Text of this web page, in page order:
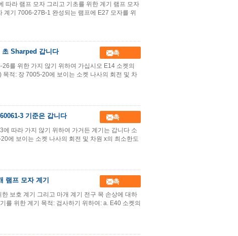
따라 램프 모자 그리고 기초를 위한 계기 램프 모자
계기 7006-27B-1 완성되는 램프에 E27 모자를 위
초 Sharped 갑니다 접촉
를 위한 가지 않기 위하여 가십시오 E14 소켓의
적: 장 7005-20에 보이는 소켓 나사의 회전 및 차
3 기준은 갑니다 접촉
따라 가지 않기 위하여 가거든 계기는 갑니다 소
에 보이는 소켓 나사의 회전 및 차원 x의 최소한도
램프 모자 계기 접촉
보호 계기 그리고 마개 계기 전구 목 손상에 대하
를 위한 계기 목적: 검사하기 위하여: a. E40 소켓의